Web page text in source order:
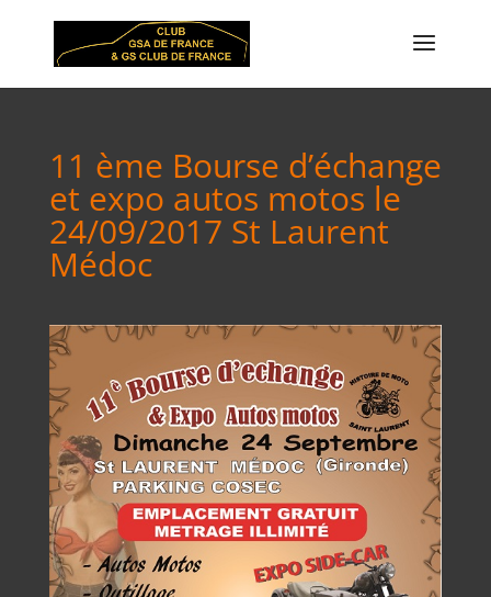
11 ème Bourse d’échange
et expo autos motos le
24/09/2017 St Laurent
Médoc